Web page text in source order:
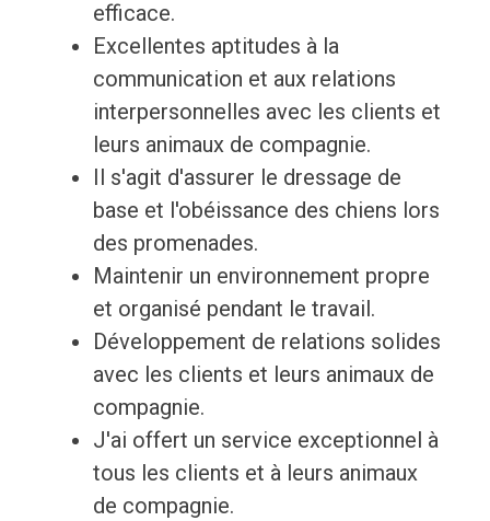
efficace.
Excellentes aptitudes à la
communication et aux relations
interpersonnelles avec les clients et
leurs animaux de compagnie.
Il s'agit d'assurer le dressage de
base et l'obéissance des chiens lors
des promenades.
Maintenir un environnement propre
et organisé pendant le travail.
Développement de relations solides
avec les clients et leurs animaux de
compagnie.
J'ai offert un service exceptionnel à
tous les clients et à leurs animaux
de compagnie.